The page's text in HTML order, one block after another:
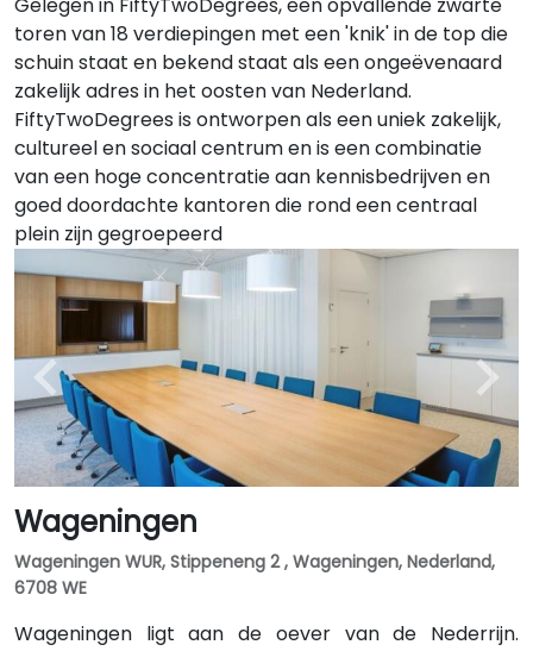
toren van 18 verdiepingen met een 'knik' in de top die
schuin staat en bekend staat als een ongeëvenaard
zakelijk adres in het oosten van Nederland.
FiftyTwoDegrees is ontworpen als een uniek zakelijk,
cultureel en sociaal centrum en is een combinatie
van een hoge concentratie aan kennisbedrijven en
goed doordachte kantoren die rond een centraal
plein zijn gegroepeerd
Wageningen
Wageningen WUR, Stippeneng 2 , Wageningen, Nederland,
6708 WE
Wageningen ligt aan de oever van de Nederrijn.